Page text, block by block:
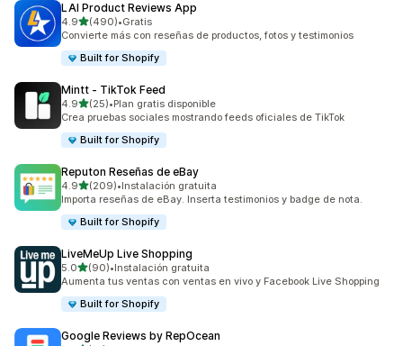
LAI Product Reviews App
4.9de 5 estrellas
(490)
490 reseñas en total
•Gratis
Convierte más con reseñas de productos, fotos y testimonios
Built for Shopify
Mintt ‑ TikTok Feed
4.9de 5 estrellas
(25)
25 reseñas en total
•Plan gratis disponible
Crea pruebas sociales mostrando feeds oficiales de TikTok
Built for Shopify
Reputon Reseñas de eBay
4.9de 5 estrellas
(209)
209 reseñas en total
•Instalación gratuita
Importa reseñas de eBay. Inserta testimonios y badge de nota.
Built for Shopify
LiveMeUp Live Shopping
5.0de 5 estrellas
(90)
90 reseñas en total
•Instalación gratuita
Aumenta tus ventas con ventas en vivo y Facebook Live Shopping
Built for Shopify
Google Reviews by RepOcean